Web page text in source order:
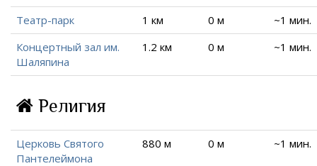
Театр-парк 1 км 0 м
~1 мин.
Концертный зал им.
Шаляпина
1.2 км 0 м ~1 мин.
Религия
Церковь Святого
Пантелеймона
880 м 0 м ~1 мин.